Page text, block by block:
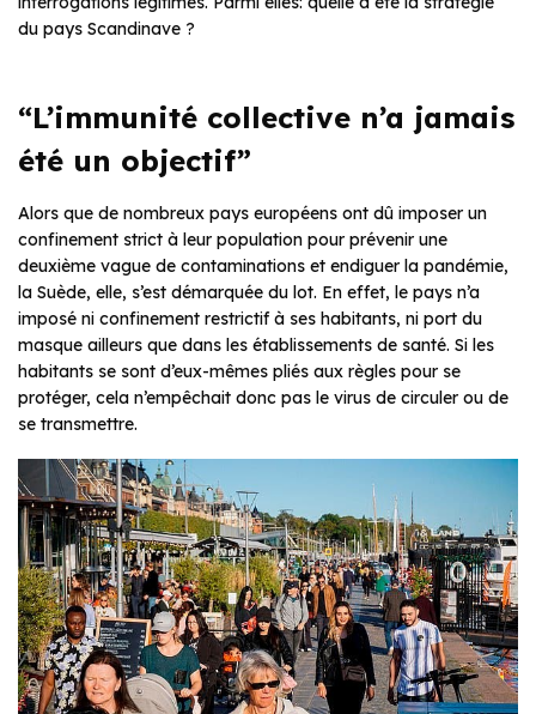
du pays Scandinave ?
“L’immunité collective n’a jamais
été un objectif”
Alors que de nombreux pays européens ont dû imposer un
confinement strict à leur population pour prévenir une
deuxième vague de contaminations et endiguer la pandémie,
la Suède, elle, s’est démarquée du lot. En effet, le pays n’a
imposé ni confinement restrictif à ses habitants, ni port du
masque ailleurs que dans les établissements de santé. Si les
habitants se sont d’eux-mêmes pliés aux règles pour se
protéger, cela n’empêchait donc pas le virus de circuler ou de
se transmettre.